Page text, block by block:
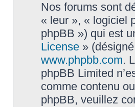
Nos forums sont
« leur », « logiciel
phpBB ») qui est
License »
www.phpbb.com.
phpBB Limited
comme contenu
phpBB, veuillez